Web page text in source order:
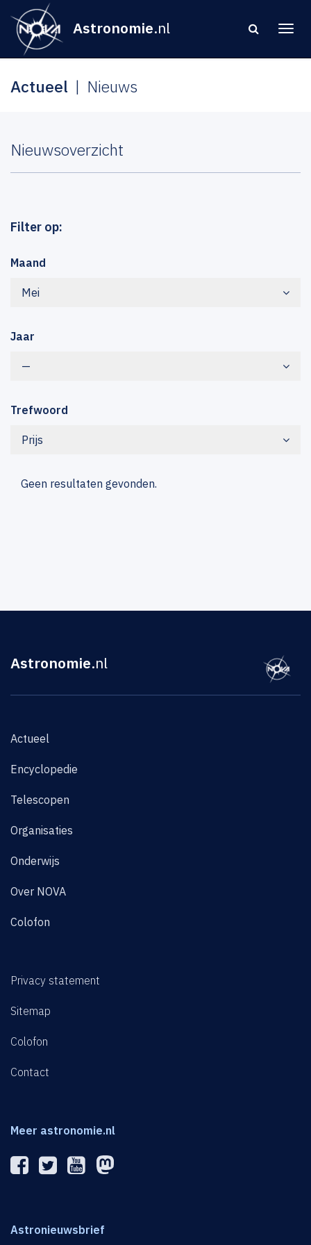
Astronomie.nl
Actueel Nieuws
Nieuwsoverzicht
Filter op:
Maand
Mei
Jaar
—
Trefwoord
Prijs
Geen resultaten gevonden.
Astronomie.nl
Actueel
Encyclopedie
Telescopen
Organisaties
Onderwijs
Over NOVA
Colofon
Privacy statement
Sitemap
Colofon
Contact
Meer astronomie.nl
Astronieuwsbrief